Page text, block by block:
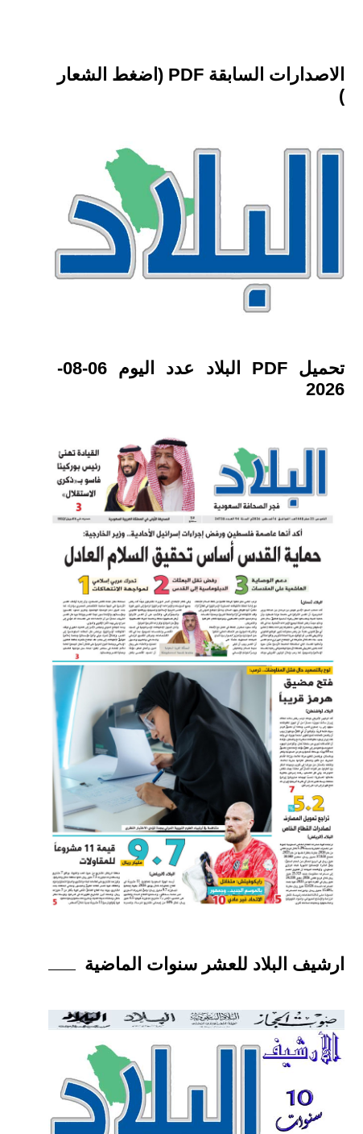
الاصدارات السابقة PDF (اضغط الشعار
)
تحميل PDF البلاد عدد اليوم 06-08-
2026
ارشيف البلاد للعشر سنوات الماضية